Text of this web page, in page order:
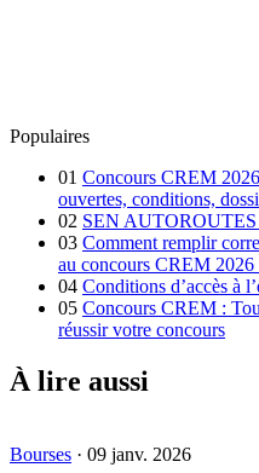
Populaires
01 Concours CREM
ouvertes, conditions,
02 SEN AUTOROUTES
03 Comment remplir
au concours CREM 2026
04 Conditions d’accès à
05 Concours CREM :
réussir votre concours
À lire aussi
Bourses · 09 janv. 2026